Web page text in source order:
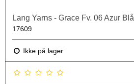
Lang Yarns - Grace Fv. 06 Azur Blå
17609
Ikke på lager